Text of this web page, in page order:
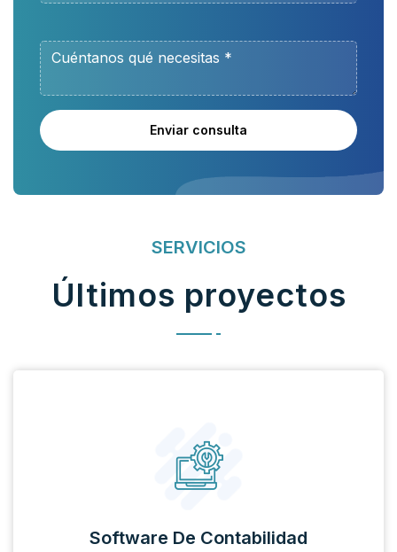
Enviar consulta
SERVICIOS
Últimos proyectos
Software De Contabilidad